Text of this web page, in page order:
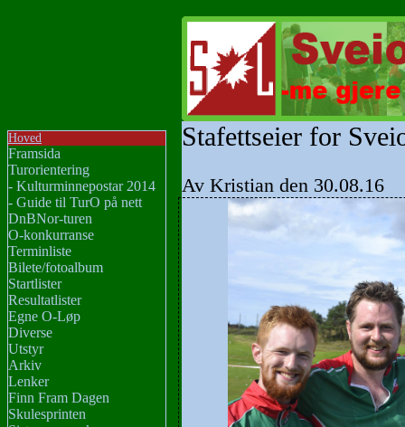
Hoved
Framsida
Turorientering
- Kulturminnepostar 2014
- Guide til TurO på nett
DnBNor-turen
O-konkurranse
Terminliste
Bilete/fotoalbum
Startlister
Resultatlister
Egne O-Løp
Diverse
Utstyr
Arkiv
Lenker
Finn Fram Dagen
Skulesprinten
Stafettseier for
Av Kristian den 30.08.16